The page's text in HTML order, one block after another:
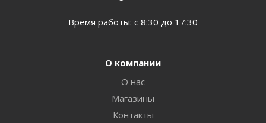
Время работы: с 8:30 до 17:30
О компании
О нас
Магазины
Контакты